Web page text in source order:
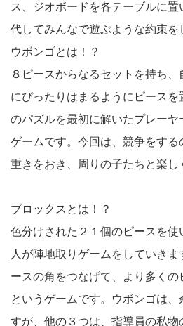
ス、ジオボードを各テーブルに
代してみんなで遊ぶような約束を
ウボンゴとは！？
８ピースからなるセットを持ち
にぴったりはまるようにピースを
のパズルを最初に解いたプレー
ゲームです。今回は、競争をする
重きをおき、周りの子たちと楽し
ブロックスとは！？
色分けされた２１個のピースを使
人が陣地取りゲームをしていきま
ースの角をつなげて、より多く
というゲームです。ウボンゴは
すが、他の３つは、指導員の私